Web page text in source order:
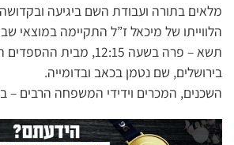
מלאים בתורה ועבודת השם ביגיעה
הלווייתו של מיכאל ז”ל התקיימה במוצאי
תשא – פרה בשעה 12:15,
בירושלים, שם נטמן בכאב ובדומייה.
השכנים, המכרים וידידי המשפחה הרבים –